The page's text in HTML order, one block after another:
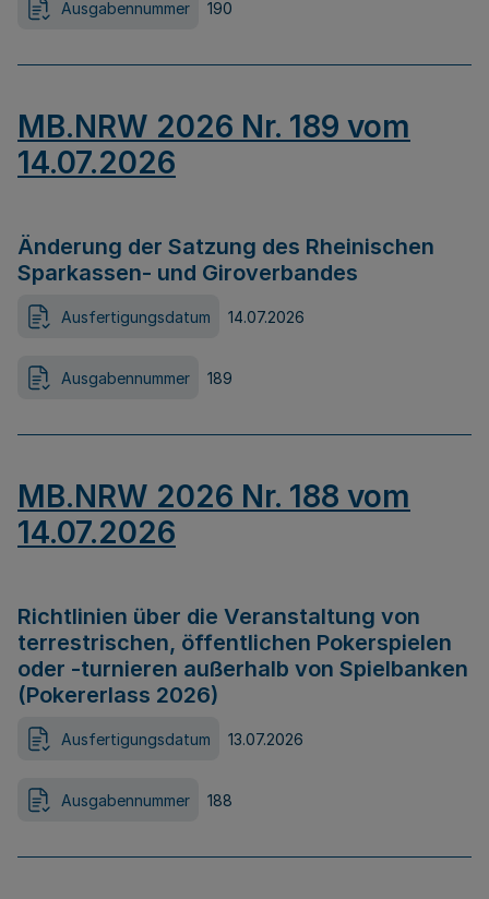
Ausgabennummer 190
MB.NRW 2026 Nr. 189 vom
14.07.2026
Änderung der Satzung des Rheinischen
Sparkassen- und Giroverbandes
Ausfertigungsdatum 14.07.2026
Ausgabennummer 189
MB.NRW 2026 Nr. 188 vom
14.07.2026
Richtlinien über die Veranstaltung von
terrestrischen, öffentlichen Pokerspielen
oder -turnieren außerhalb von Spielbanken
(Pokererlass 2026)
Ausfertigungsdatum 13.07.2026
Ausgabennummer 188